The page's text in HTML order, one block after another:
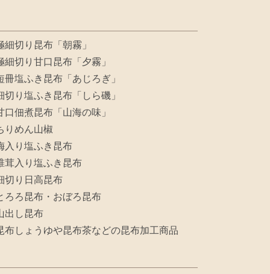
細切り昆布「朝霧」
細切り甘口昆布「夕霧」
冊塩ふき昆布「あじろぎ」
切り塩ふき昆布「しら磯」
口佃煮昆布「山海の味」
りめん山椒
入り塩ふき昆布
茸入り塩ふき昆布
切り日高昆布
ろろ昆布・おぼろ昆布
出し昆布
布しょうゆや昆布茶などの昆布加工商品